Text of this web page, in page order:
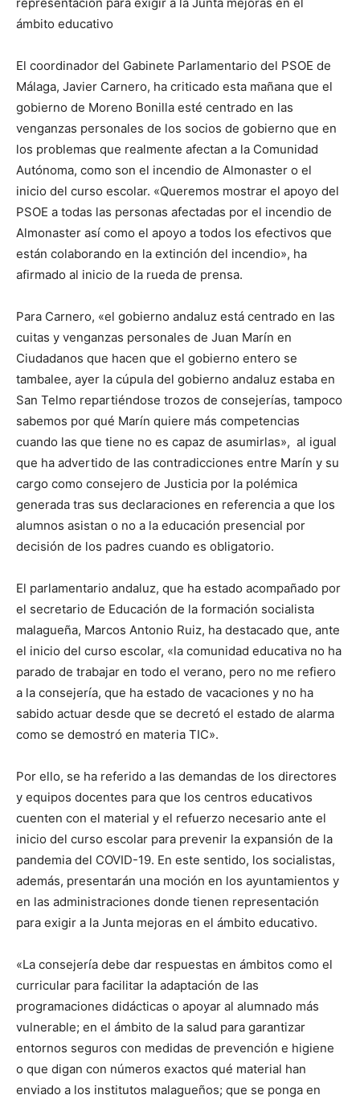
ámbito educativo
El coordinador del Gabinete Parlamentario del PSOE de
Málaga, Javier Carnero, ha criticado esta mañana que el
gobierno de Moreno Bonilla esté centrado en las
venganzas personales de los socios de gobierno que en
los problemas que realmente afectan a la Comunidad
Autónoma, como son el incendio de Almonaster o el
inicio del curso escolar. «Queremos mostrar el apoyo del
PSOE a todas las personas afectadas por el incendio de
Almonaster así como el apoyo a todos los efectivos que
están colaborando en la extinción del incendio», ha
afirmado al inicio de la rueda de prensa.
Para Carnero, «el gobierno andaluz está centrado en las
cuitas y venganzas personales de Juan Marín en
Ciudadanos que hacen que el gobierno entero se
tambalee, ayer la cúpula del gobierno andaluz estaba en
San Telmo repartiéndose trozos de consejerías, tampoco
sabemos por qué Marín quiere más competencias
cuando las que tiene no es capaz de asumirlas», al igual
que ha advertido de las contradicciones entre Marín y su
cargo como consejero de Justicia por la polémica
generada tras sus declaraciones en referencia a que los
alumnos asistan o no a la educación presencial por
decisión de los padres cuando es obligatorio.
El parlamentario andaluz, que ha estado acompañado por
el secretario de Educación de la formación socialista
malagueña, Marcos Antonio Ruiz, ha destacado que, ante
el inicio del curso escolar, «la comunidad educativa no ha
parado de trabajar en todo el verano, pero no me refiero
a la consejería, que ha estado de vacaciones y no ha
sabido actuar desde que se decretó el estado de alarma
como se demostró en materia TIC».
Por ello, se ha referido a las demandas de los directores
y equipos docentes para que los centros educativos
cuenten con el material y el refuerzo necesario ante el
inicio del curso escolar para prevenir la expansión de la
pandemia del COVID-19. En este sentido, los socialistas,
además, presentarán una moción en los ayuntamientos y
en las administraciones donde tienen representación
para exigir a la Junta mejoras en el ámbito educativo.
«La consejería debe dar respuestas en ámbitos como el
curricular para facilitar la adaptación de las
programaciones didácticas o apoyar al alumnado más
vulnerable; en el ámbito de la salud para garantizar
entornos seguros con medidas de prevención e higiene
o que digan con números exactos qué material han
enviado a los institutos malagueños; que se ponga en